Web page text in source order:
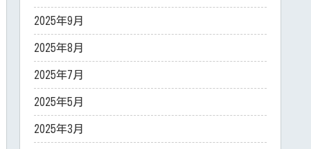
2025年9月
2025年8月
2025年7月
2025年5月
2025年3月